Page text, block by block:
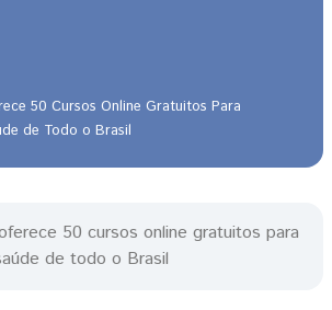
50 Cursos Online Gratuitos Para
de Todo o Brasil